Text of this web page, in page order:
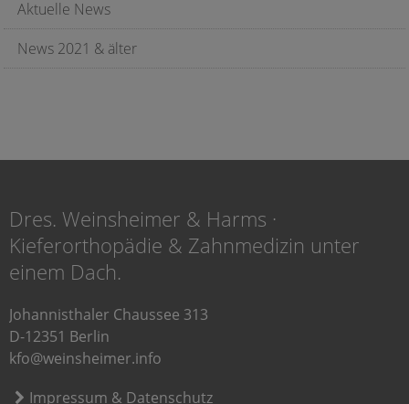
Aktuelle News
News 2021 & älter
Dres. Weinsheimer & Harms ·
Kieferorthopädie & Zahnmedizin unter
einem Dach.
Johannisthaler Chaussee 313
D-12351 Berlin
kfo@weinsheimer.info
Impressum & Datenschutz